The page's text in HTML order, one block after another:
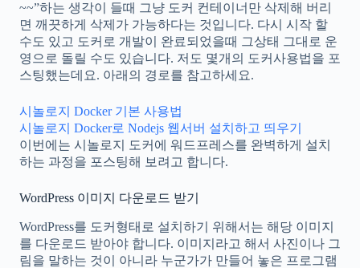
~~”하는 생각이 들때 그냥 도커 컨테이너만 삭제해 버리
면 깨끗하게 삭제가 가능하다는 것입니다. 다시 시작 할
수도 있고 도커로 개발이 완료되었을때 그상태 그대로 운
영으로 돌릴 수도 있습니다. 저도 몇개의 도커사용법을 포
스팅했는데요. 아래의 경로를 참고하세요.
시놀로지 Docker 기본 사용법
시놀로지 Docker로 Nodejs 웹서버 설치하고 띄우기
이번에는 시놀로지 도커에 워드프레스를 완벽하게 설치
하는 과정을 포스팅해 보려고 합니다.
WordPress 이미지 다운로드 받기
WordPress를 도커형태로 설치하기 위해서는 해당 이미지
를 다운로드 받아야 합니다. 이미지라고 해서 사진이나 그
림을 말하는 것이 아니라 누군가가 만들어 놓은 프로그램